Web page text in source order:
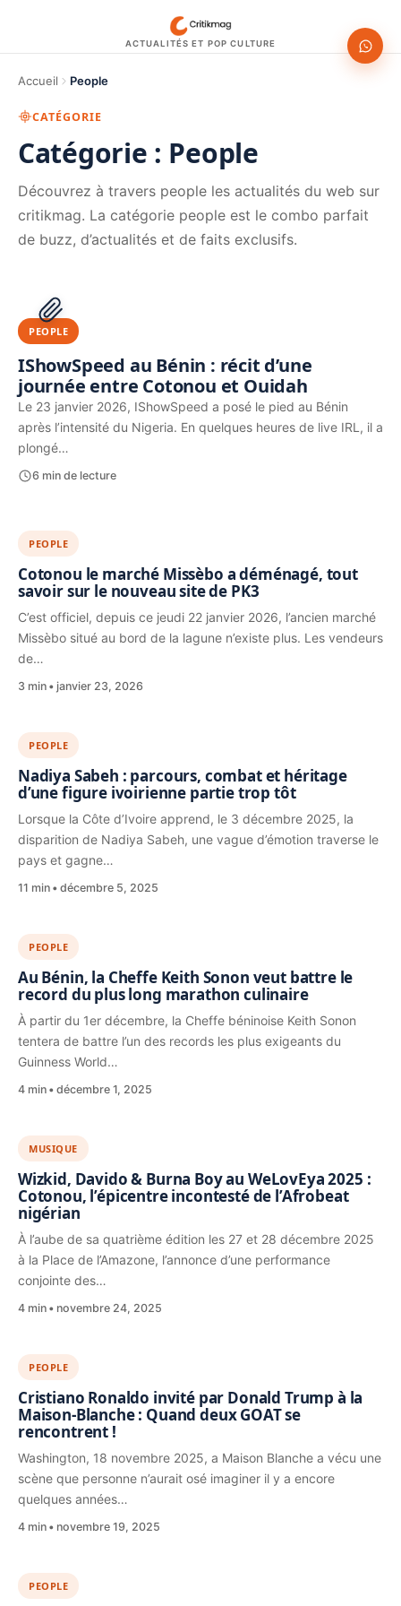
ACTUALITÉS ET POP CULTURE
Accueil People
CATÉGORIE
Catégorie : People
Découvrez à travers people les actualités du web sur
critikmag. La catégorie people est le combo parfait
de buzz, d’actualités et de faits exclusifs.
PUBLICITÉ
PEOPLE
IShowSpeed au Bénin : récit d’une
journée entre Cotonou et Ouidah
Le 23 janvier 2026, IShowSpeed a posé le pied au Bénin
après l’intensité du Nigeria. En quelques heures de live IRL, il a
plongé…
6 min de lecture
PEOPLE
Cotonou le marché Missèbo a déménagé, tout
savoir sur le nouveau site de PK3
C’est officiel, depuis ce jeudi 22 janvier 2026, l’ancien marché
Missèbo situé au bord de la lagune n’existe plus. Les vendeurs
de…
3 min janvier 23, 2026
PEOPLE
Nadiya Sabeh : parcours, combat et héritage
d’une figure ivoirienne partie trop tôt
Lorsque la Côte d’Ivoire apprend, le 3 décembre 2025, la
disparition de Nadiya Sabeh, une vague d’émotion traverse le
pays et gagne…
11 min décembre 5, 2025
PEOPLE
Au Bénin, la Cheffe Keith Sonon veut battre le
record du plus long marathon culinaire
À partir du 1er décembre, la Cheffe béninoise Keith Sonon
tentera de battre l’un des records les plus exigeants du
Guinness World…
4 min décembre 1, 2025
MUSIQUE
Wizkid, Davido & Burna Boy au WeLovEya 2025 :
Cotonou, l’épicentre incontesté de l’Afrobeat
nigérian
À l’aube de sa quatrième édition les 27 et 28 décembre 2025
à la Place de l’Amazone, l’annonce d’une performance
conjointe des…
4 min novembre 24, 2025
PEOPLE
Cristiano Ronaldo invité par Donald Trump à la
Maison-Blanche : Quand deux GOAT se
rencontrent !
Washington, 18 novembre 2025, a Maison Blanche a vécu une
scène que personne n’aurait osé imaginer il y a encore
quelques années…
4 min novembre 19, 2025
PEOPLE